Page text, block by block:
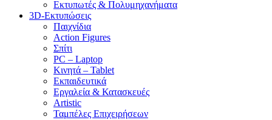
Εκτυπωτές & Πολυμηχανήματα
3D-Εκτυπώσεις
Παιχνίδια
Action Figures
Σπίτι
PC – Laptop
Κινητά – Tablet
Εκπαιδευτικά
Εργαλεία & Κατασκευές
Artistic
Ταμπέλες Επιχειρήσεων